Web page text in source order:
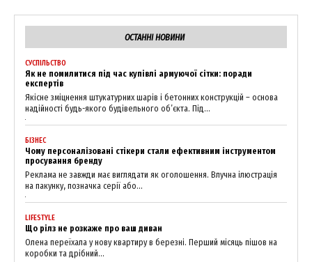
SUBSCRIBE NOW
Company
About
Contact us
My account
ОСТАННІ НОВИНИ
СУСПІЛЬСТВО
Як не помилитися під час купівлі армуючої сітки: поради
експертів
Якісне зміцнення штукатурних шарів і бетонних конструкцій – основа
надійності будь-якого будівельного об’єкта. Під...
БІЗНЕС
Чому персоналізовані стікери стали ефективним інструментом
просування бренду
Реклама не завжди має виглядати як оголошення. Влучна ілюстрація
на пакунку, позначка серії або...
LIFESTYLE
Що рілз не розкаже про ваш диван
Олена переїхала у нову квартиру в березні. Перший місяць пішов на
коробки та дрібний...